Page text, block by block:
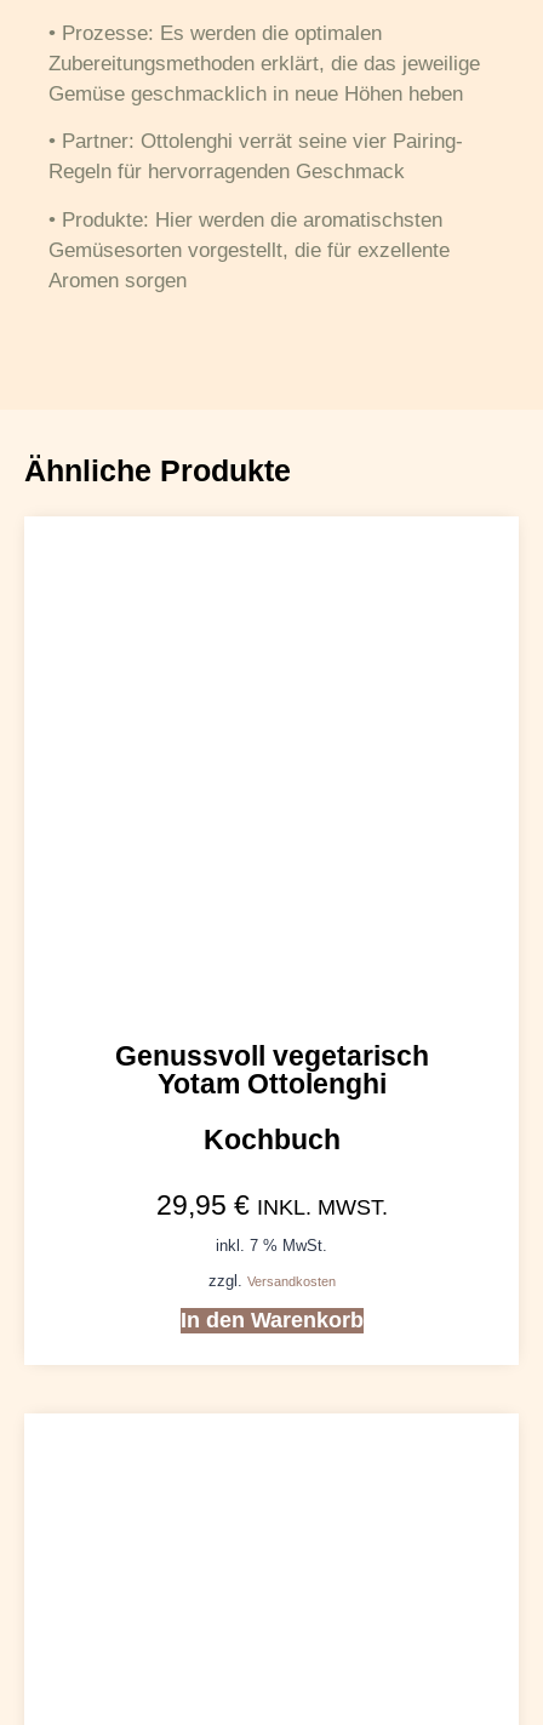
• Prozesse: Es werden die optimalen
Zubereitungsmethoden erklärt, die das jeweilige
Gemüse geschmacklich in neue Höhen heben
• Partner: Ottolenghi verrät seine vier Pairing-
Regeln für hervorragenden Geschmack
• Produkte: Hier werden die aromatischsten
Gemüsesorten vorgestellt, die für exzellente
Aromen sorgen
Ähnliche Produkte
Genussvoll vegetarisch
Yotam Ottolenghi
Kochbuch
29,95 € INKL. MWST.
inkl. 7 % MwSt.
zzgl. Versandkosten
In den Warenkorb